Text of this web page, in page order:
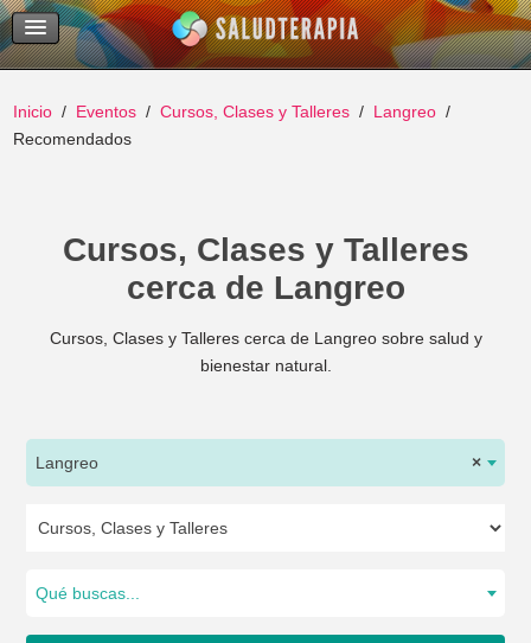
Temas Recientes
Buscar
Inicio Eventos Cursos, Clases y Talleres
Langreo
Recomendados
Cursos, Clases y Talleres
cerca de Langreo
Cursos, Clases y Talleres cerca de Langreo sobre salud y
bienestar natural.
×
Langreo
Qué buscas...